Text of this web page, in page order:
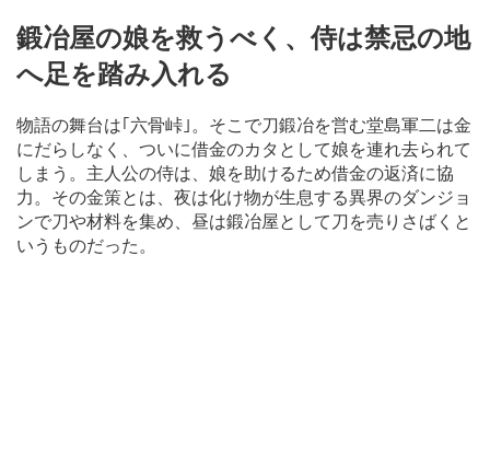
鍛冶屋の娘を救うべく、侍は禁忌の地
へ足を踏み入れる
物語の舞台は｢六骨峠｣。そこで刀鍛冶を営む堂島軍二は金
にだらしなく、ついに借金のカタとして娘を連れ去られて
しまう。主人公の侍は、娘を助けるため借金の返済に協
力。その金策とは、夜は化け物が生息する異界のダンジョ
ンで刀や材料を集め、昼は鍛冶屋として刀を売りさばくと
いうものだった。